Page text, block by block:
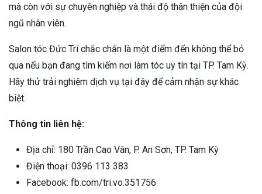
mà còn với sự chuyên nghiệp và thái độ thân thiện của đội
ngũ nhân viên.
Salon tóc Đức Trí chắc chắn là một điểm đến không thể bỏ
qua nếu bạn đang tìm kiếm nơi làm tóc uy tín tại TP. Tam Kỳ.
Hãy thử trải nghiệm dịch vụ tại đây để cảm nhận sự khác
biệt.
Thông tin liên hệ:
Địa chỉ: 180 Trần Cao Vân, P. An Sơn, TP. Tam Kỳ
Điện thoại: 0396 113 383
Facebook: fb.com/tri.vo.351756